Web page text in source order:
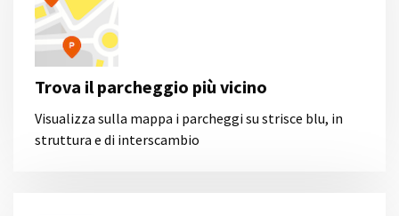
Trova il parcheggio più vicino
Visualizza sulla mappa i parcheggi su strisce blu, in
struttura e di interscambio